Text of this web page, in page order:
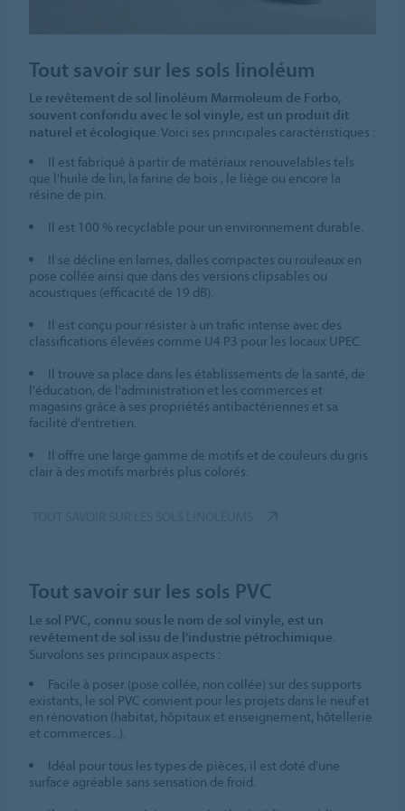
Tout savoir sur les sols linoléum
Le revêtement de sol linoléum Marmoleum de Forbo,
souvent confondu avec le sol vinyle, est un produit dit
naturel et écologique. Voici ses principales caractéristiques :
Il est fabriqué à partir de matériaux renouvelables tels
que l'huile de lin, la farine de bois , le liège ou encore la
résine de pin.
Il est 100 % recyclable pour un environnement durable.
Il se décline en lames, dalles compactes ou rouleaux en
pose collée ainsi que dans des versions clipsables ou
acoustiques (efficacité de 19 dB).
Il est conçu pour résister à un trafic intense avec des
classifications élevées comme U4 P3 pour les locaux UPEC.
Il trouve sa place dans les établissements de la santé, de
l'éducation, de l'administration et les commerces et
magasins grâce à ses propriétés antibactériennes et sa
facilité d'entretien.
Il offre une large gamme de motifs et de couleurs du gris
clair à des motifs marbrés plus colorés.
Tout savoir sur les sols PVC
Le sol PVC, connu sous le nom de sol vinyle, est un
revêtement de sol issu de l'industrie pétrochimique
Survolons ses principaux aspects :
Facile à poser (pose collée, non collée) sur des supports
existants, le sol PVC convient pour les projets dans le neuf et
en rénovation (habitat, hôpitaux et enseignement, hôtellerie
et commerces...).
Idéal pour tous les types de pièces, il est doté d'une
surface agréable sans sensation de froid.